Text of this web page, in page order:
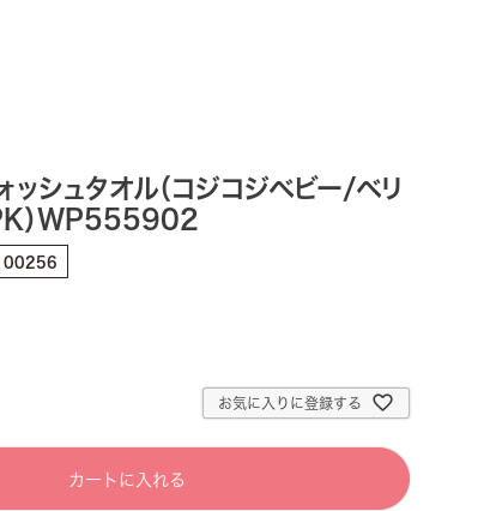
ォッシュタオル（コジコジベビー/ベリ
）WP555902
お気に入りに登録する
カートに入れる